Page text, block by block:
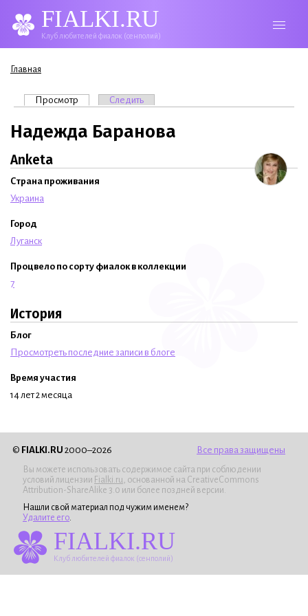
FIALKI.RU
Клуб любителей фиалок (сенполий)
Вы здесь
Главная
Главные вкладки
Просмотр (активная вкладка)
Следить
Надежда Баранова
Anketa
Страна проживания
Украина
Город
Луганск
Процвело по сорту фиалок в коллекции
7
История
Блог
Просмотреть последние записи в блоге
Время участия
14 лет 2 месяца
© FIALKI.RU 2000–2026 Все права защищены
Вы можете использовать содержимое сайта при соблюдении
условий лицензии Fialki.ru , основанной на CreativeCommons
Attribution-ShareAlike 3.0 или более поздней версии.
Нашли свой материал под чужим именем?
Удалите его
FIALKI.RU
Клуб любителей фиалок (сенполий)